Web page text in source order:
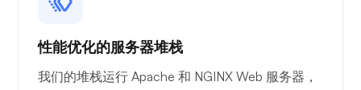
性能优化的服务器堆栈
我们的堆栈运行 Apache 和 NGINX Web 服务器，